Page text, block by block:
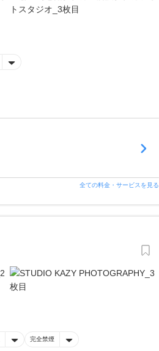
全ての料金・サービスを見る
完全禁煙